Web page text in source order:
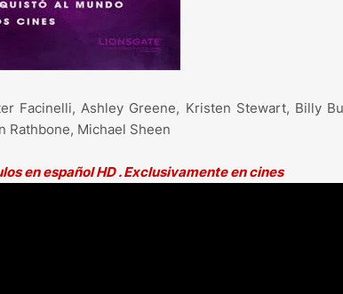
Facinelli, Ashley Greene, Kristen Stewart, Billy
Rathbone, Michael Sheen
en español HD . Exclusivamente en cines